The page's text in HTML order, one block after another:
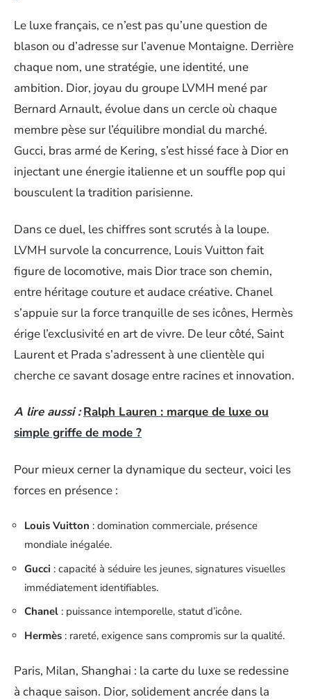
Le luxe français, ce n’est pas qu’une question de
blason ou d’adresse sur l’avenue Montaigne. Derrière
chaque nom, une stratégie, une identité, une
ambition. Dior, joyau du groupe LVMH mené par
Bernard Arnault, évolue dans un cercle où chaque
membre pèse sur l’équilibre mondial du marché.
Gucci, bras armé de Kering, s’est hissé face à Dior en
injectant une énergie italienne et un souffle pop qui
bousculent la tradition parisienne.
Dans ce duel, les chiffres sont scrutés à la loupe.
LVMH survole la concurrence, Louis Vuitton fait
figure de locomotive, mais Dior trace son chemin,
entre héritage couture et audace créative. Chanel
s’appuie sur la force tranquille de ses icônes, Hermès
érige l’exclusivité en art de vivre. De leur côté, Saint
Laurent et Prada s’adressent à une clientèle qui
cherche ce savant dosage entre racines et innovation.
A lire aussi : Ralph Lauren : marque de luxe ou
simple griffe de mode ?
Pour mieux cerner la dynamique du secteur, voici les
forces en présence :
Louis Vuitton : domination commerciale, présence
mondiale inégalée.
Gucci : capacité à séduire les jeunes, signatures visuelles
immédiatement identifiables.
Chanel : puissance intemporelle, statut d’icône.
Hermès : rareté, exigence sans compromis sur la qualité.
Paris, Milan, Shanghai : la carte du luxe se redessine
à chaque saison. Dior, solidement ancrée dans la